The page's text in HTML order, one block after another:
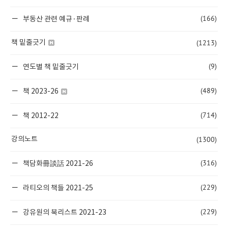
부동산 관련 예규·판례 (166)
책 밑줄긋기 (1213)
연도별 책 밑줄긋기 (9)
책 2023-26 (489)
책 2012-22 (714)
강의노트 (1300)
책담화冊談話 2021-26 (316)
라티오의 책들 2021-25 (229)
강유원의 북리스트 2021-23 (229)